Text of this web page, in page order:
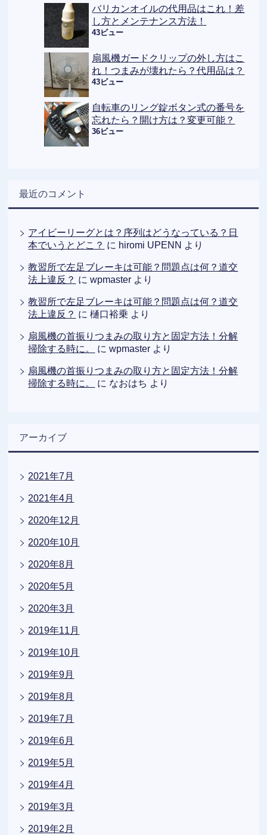
バリカンオイルの代用品はこれ！差
し方とメンテナンス方法！
43ビュー
扇風機ガードクリップの外し方はこ
れ！つまみが壊れたら？代用品は？
43ビュー
自転車のリング錠ボタン式の番号を
忘れたら？開け方は？変更可能？
36ビュー
最近のコメント
アイビーリーグとは？序列はどうなっている？日
本でいうとどこ？ に hiromi UPENN より
教習所で左足ブレーキは可能？問題点は何？道交
法上違反？ にwpmaster より
教習所で左足ブレーキは可能？問題点は何？道交
法上違反？ に樋口裕乗 より
扇風機の首振りつまみの取り方と固定方法！分解
掃除する時に。
にwpmaster より
扇風機の首振りつまみの取り方と固定方法！分解
掃除する時に。
に なおはち より
アーカイブ
2021年7月
2021年4月
2020年12月
2020年10月
2020年8月
2020年5月
2020年3月
2019年11月
2019年10月
2019年9月
2019年8月
2019年7月
2019年6月
2019年5月
2019年4月
2019年3月
2019年2月